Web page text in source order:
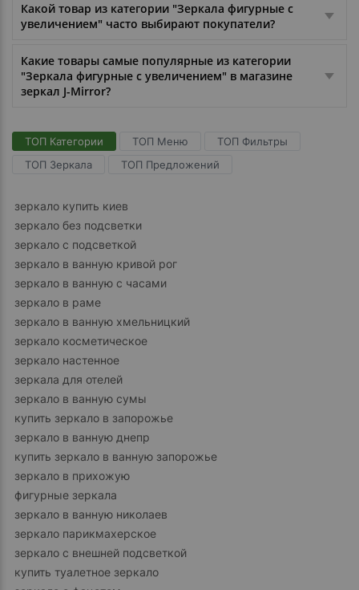
Какой товар из категории "Зеркала фигурные с
увеличением" часто выбирают покупатели?
Какие товары самые популярные из категории
"Зеркала фигурные с увеличением" в магазине
зеркал J-Mirror?
ТОП Категории ТОП Меню
ТОП Фильтры
ТОП Зеркала
ТОП Предложений
зеркало купить киев
зеркало без подсветки
зеркало с подсветкой
зеркало в ванную кривой рог
зеркало в ванную с часами
зеркало в раме
зеркало в ванную хмельницкий
зеркало косметическое
зеркало настенное
зеркала для отелей
зеркало в ванную сумы
купить зеркало в запорожье
зеркало в ванную днепр
купить зеркало в ванную запорожье
зеркало в прихожую
фигурные зеркала
зеркало в ванную николаев
зеркало парикмахерское
зеркало с внешней подсветкой
купить туалетное зеркало